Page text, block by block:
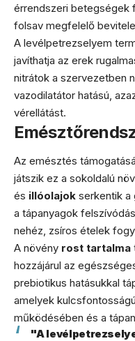
érrendszeri betegségek
folsav megfelelő
A levélpetrezselyem
javíthatja az erek
nitrátok a szervezetben
vazodilatátor hatású,
vérellátást.
Az emésztés
játszik ez a sokoldalú
és illóolajok serkentik a
a tápanyagok
nehéz, zsíros ételek
A növény rost tartalma
hozzájárul az
prebiotikus hatásukkal
amelyek
működésében és a
"A